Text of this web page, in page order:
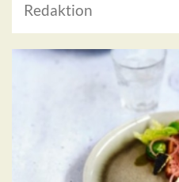
Redaktion